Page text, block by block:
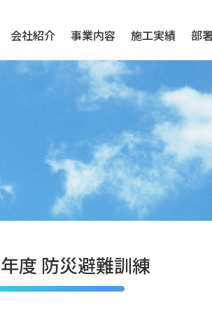
会社紹介 事業内容 施工実績 部
度 防災避難訓練